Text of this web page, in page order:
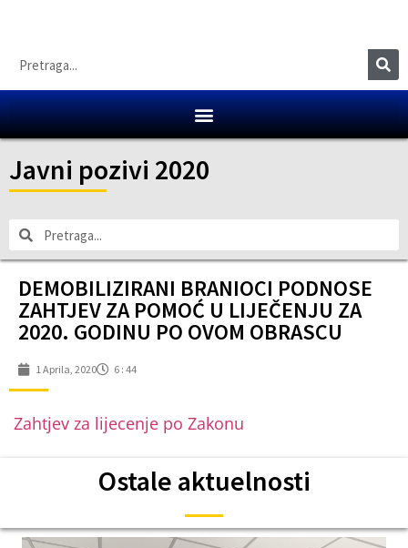
Javni pozivi 2020
DEMOBILIZIRANI BRANIOCI PODNOSE
ZAHTJEV ZA POMOĆ U LIJEČENJU ZA
2020. GODINU PO OVOM OBRASCU
1 Aprila, 2020 6 : 44
Zahtjev za lijecenje po Zakonu
Ostale aktuelnosti